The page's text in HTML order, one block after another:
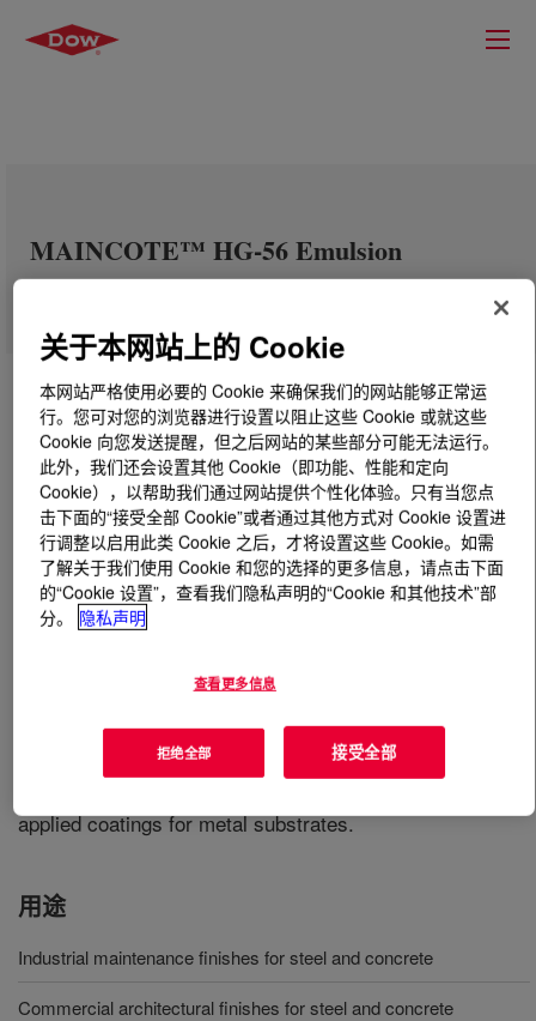
MAINCOTE™ HG-56 Emulsion
什么是MAINCOTE™ HG-56 Emulsion?
industrial maintenance coatings. It can be formulated into
which are designed for commercial, institutional, and
industrial maintenance markets. Due to its hardness,
applied coatings for metal substrates.
用途
Industrial maintenance finishes for steel and concrete
Commercial architectural finishes for steel and concrete
关于本网站上的 Cookie
本网站严格使用必要的 Cookie 来确保我们的网站能够正常运
行。您可对您的浏览器进行设置以阻止这些 Cookie 或就这些
Cookie 向您发送提醒，但之后网站的某些部分可能无法运行。
此外，我们还会设置其他 Cookie（即功能、性能和定向
Cookie），以帮助我们通过网站提供个性化体验。只有当您点
击下面的“接受全部 Cookie”或者通过其他方式对 Cookie 设置进
行调整以启用此类 Cookie 之后，才将设置这些 Cookie。如需
了解关于我们使用 Cookie 和您的选择的更多信息，请点击下面
的“Cookie 设置”，查看我们隐私声明的“Cookie 和其他技术”部
分。
隐私声明
查看更多信息
拒绝全部 接受全部